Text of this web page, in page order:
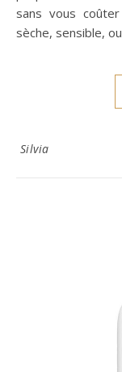
sans vous
sèche, sensible,
Silvia